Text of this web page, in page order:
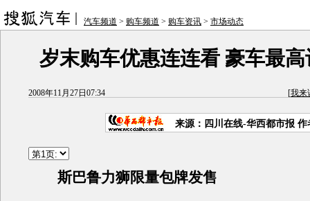
汽车频道 > 购车频道 > 购车资讯 > 市场动态
岁末购车优惠连连看 豪车最高
2008年11月27日07:34 [我来
来源：四川在线-华西都市报 作
斯巴鲁力狮限量包牌发售